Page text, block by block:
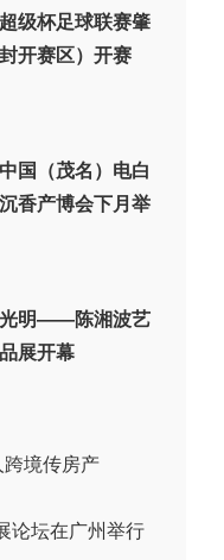
级杯足球联赛肇
开赛区）开赛
国（茂名）电白
香产博会下月举
明——陈湘波艺
展开幕
境传房产
论坛在广州举行